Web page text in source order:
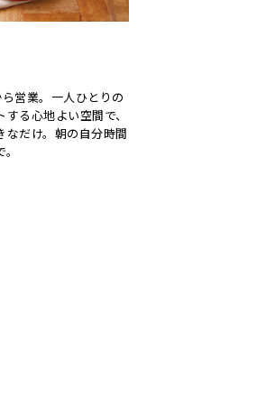
営業。一人ひとりの
る心地よい空間で、
なだけ。朝の自分時間